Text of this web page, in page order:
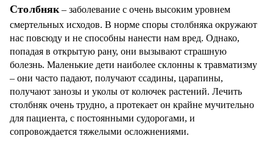
Столбняк – заболевание с очень высоким уровнем
смертельных исходов. В норме споры столбняка окружают
нас повсюду и не способны нанести нам вред. Однако,
попадая в открытую рану, они вызывают страшную
болезнь. Маленькие дети наиболее склонны к травматизму
– они часто падают, получают ссадины, царапины,
получают занозы и уколы от колючек растений. Лечить
столбняк очень трудно, а протекает он крайне мучительно
для пациента, с постоянными судорогами, и
сопровождается тяжелыми осложнениями.